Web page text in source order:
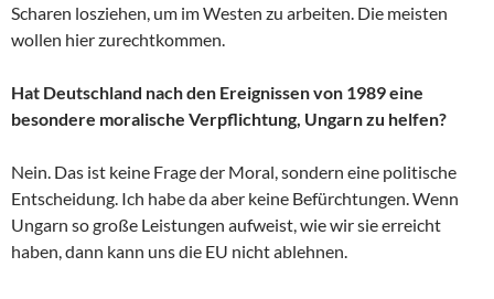
Scharen losziehen, um im Westen zu arbeiten. Die meisten
wollen hier zurechtkommen.
Hat Deutschland nach den Ereignissen von 1989 eine
besondere moralische Verpflichtung, Ungarn zu helfen?
Nein. Das ist keine Frage der Moral, sondern eine politische
Entscheidung. Ich habe da aber keine Befürchtungen. Wenn
Ungarn so große Leistungen aufweist, wie wir sie erreicht
haben, dann kann uns die EU nicht ablehnen.